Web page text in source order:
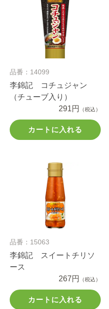
品番：14099
李錦記 コチュジャン
（チューブ入り）
291円
（税込）
カートに入れる
品番：15063
李錦記 スイートチリソ
ース
267円
（税込）
カートに入れる